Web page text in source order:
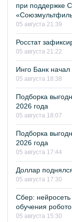
при поддержке
05 августа 21:39
Росстат
05 августа 21:22
Инго Банк начал
05 августа 18:38
Подборка
2026 года
05 августа 18:07
Подборка
2026 года
05 августа 17:44
Доллар
05 августа 17:30
Сбер: нейросеть
обучения
05 августа 15:30